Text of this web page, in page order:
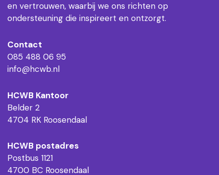
en vertrouwen, waarbij we ons richten op
ondersteuning die inspireert en ontzorgt.
Contact
085 488 06 95
info@hcwb.nl
HCWB Kantoor
Belder 2
4704 RK Roosendaal
HCWB postadres
Postbus 1121
4700 BC Roosendaal